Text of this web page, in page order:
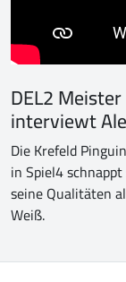
DEL2
interviewt
Die Krefeld
in Spiel4
seine Qualitäten
Weiß.